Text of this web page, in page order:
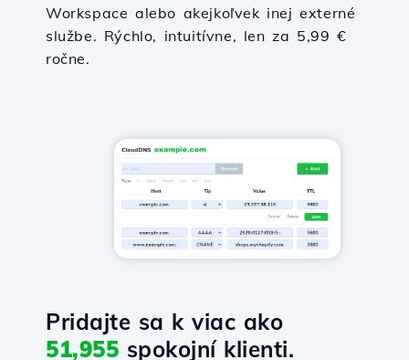
Workspace alebo akejkoľvek inej externé
službe. Rýchlo, intuitívne, len za 5,99 €
ročne.
Pridajte sa k viac ako
51,955 spokojní klienti.